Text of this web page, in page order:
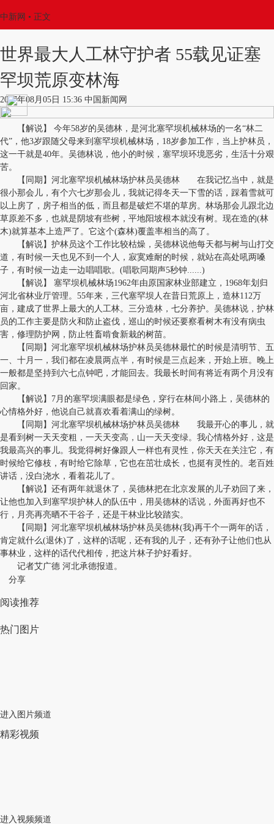
中新网 • 正文
世界最大人工林守护者 55载见证塞
罕坝荒原变林海
2017年08月05日 15:36 中国新闻网
【解说】 今年58岁的吴德林，是河北塞罕坝机械林场的一名“林二
代”，他3岁跟随父母来到塞罕坝机械林场，18岁参加工作，当上护林员，
这一干就是40年。吴德林说，他小的时候，塞罕坝环境恶劣，生活十分艰
苦。
【同期】河北塞罕坝机械林场护林员吴德林 在我记忆当中，就是
很小那会儿，有个六七岁那会儿，我就记得冬天一下雪的话，踩着雪就可
以上房了，房子相当的低，而且都是破烂不堪的草房。林场那会儿跟北边
草原差不多，也就是阴坡有些树，平地阳坡根本就没有树。现在造的(林
木)就算基本上造严了。它这个(森林)覆盖率相当的高了。
【解说】护林员这个工作比较枯燥，吴德林说他每天都与树与山打交
道，有时候一天也见不到一个人，寂寞难耐的时候，就站在高处吼两嗓
子，有时候一边走一边唱唱歌。(唱歌同期声5秒钟......)
【解说】 塞罕坝机械林场1962年由原国家林业部建立，1968年划归
河北省林业厅管理。55年来，三代塞罕坝人在昔日荒原上，造林112万
亩，建成了世界上最大的人工林。三分造林，七分养护。吴德林说，护林
员的工作主要是防火和防止盗伐，巡山的时候还要察看树木有没有病虫
害，修理防护网，防止牲畜啃食新栽的树苗。
【同期】河北塞罕坝机械林场护林员吴德林最忙的时候是清明节、五
一、十月一，我们都在凌晨两点半，有时候是三点起来，开始上班。晚上
一般都是坚持到六七点钟吧，才能回去。我最长时间有将近有两个月没有
回家。
【解说】7月的塞罕坝满眼都是绿色，穿行在林间小路上，吴德林的
心情格外好，他说自己就喜欢看着满山的绿树。
【同期】河北塞罕坝机械林场护林员吴德林 我最开心的事儿，就
是看到树一天天变粗，一天天变高，山一天天变绿。我心情格外好，这是
我最高兴的事儿。我觉得树好像跟人一样也有灵性，你天天在关注它，有
时候给它修枝，有时给它除草，它也在茁壮成长，也挺有灵性的。老百姓
讲话，没白浇水，看着花儿了。
【解说】还有两年就退休了，吴德林把在北京发展的儿子劝回了来，
让他也加入到塞罕坝护林人的队伍中，用吴德林的话说，外面再好也不
行，月亮再亮晒不干谷子，还是干林业比较踏实。
【同期】河北塞罕坝机械林场护林员吴德林(我)再干个一两年的话，
肯定就什么(退休)了，这样的话呢，还有我的儿子，还有孙子让他们也从
事林业，这样的话代代相传，把这片林子护好看好。
记者艾广德 河北承德报道。
分享
阅读推荐
热门图片
进入图片频道
精彩视频
进入视频频道